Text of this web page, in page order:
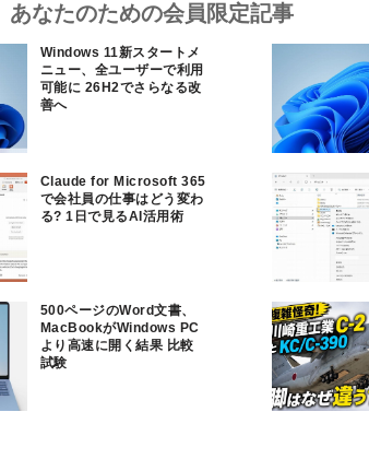
あなたのための会員限定記事
Windows 11新スタートメ
ニュー、全ユーザーで利用
可能に 26H2でさらなる改
善へ
Claude for Microsoft 365
で会社員の仕事はどう変わ
る? 1日で見るAI活用術
500ページのWord文書、
MacBookがWindows PC
より高速に開く結果 比較
試験